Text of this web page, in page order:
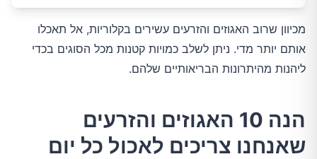
מכיוון שרוב האגוזים והזרעים עשירים בקלוריות, אל תאכלו
אותם יותר מדי. ניתן לשלב כמויות קטנות מכל הסוגים בכדי
ליהנות מהיתרונות הבריאותיים שלהם.
הנה 10 האגוזים והזרעים
שאנחנו צריכים לאכול כל יום